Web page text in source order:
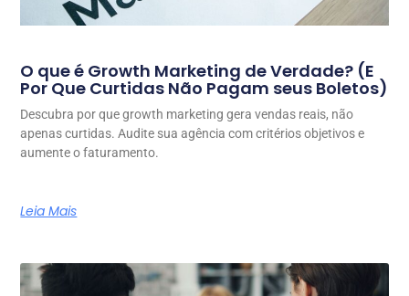
O que é Growth Marketing de Verdade? (E
Por Que Curtidas Não Pagam seus Boletos)
Descubra por que growth marketing gera vendas reais, não
apenas curtidas. Audite sua agência com critérios objetivos e
aumente o faturamento.
Leia Mais